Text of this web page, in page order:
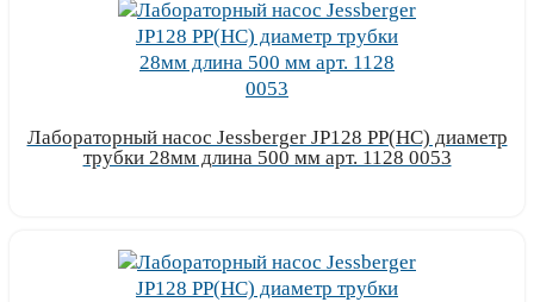
Лабораторный насос Jessberger JP128 PP(НС) диаметр
трубки 28мм длина 500 мм арт. 1128 0053